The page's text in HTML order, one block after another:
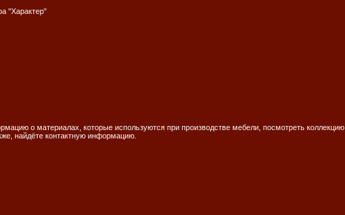
"Характер"
о материалах, которые используются при производстве мебели, посмотреть коллекцию
найдёте контактную информацию.